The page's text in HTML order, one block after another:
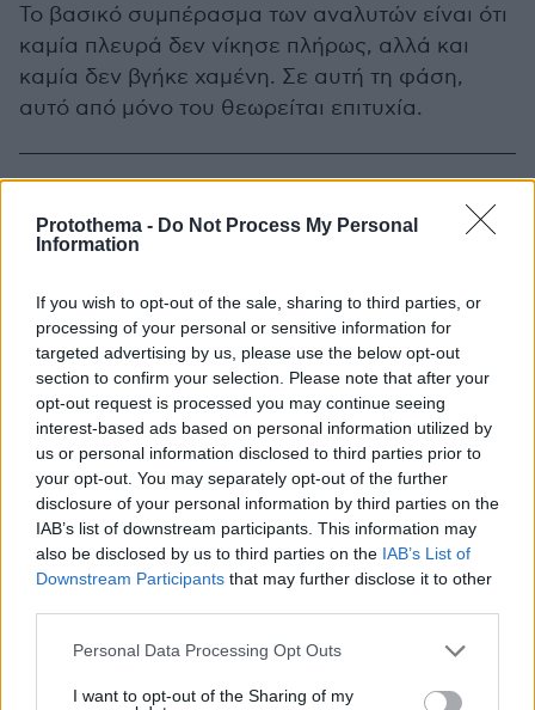
Protothema - Do Not Process My Personal
Information
If you wish to opt-out of the sale, sharing to third parties, or
processing of your personal or sensitive information for
targeted advertising by us, please use the below opt-out
section to confirm your selection. Please note that after your
opt-out request is processed you may continue seeing
interest-based ads based on personal information utilized by
us or personal information disclosed to third parties prior to
your opt-out. You may separately opt-out of the further
disclosure of your personal information by third parties on the
IAB’s list of downstream participants. This information may
also be disclosed by us to third parties on the IAB’s List of
Downstream Participants that may further disclose it to other
Please note that this website/app uses one or more Google
not limited to your visit or usage behaviour. You may click to
Personal Data Processing Opt Outs
I want to opt-out of the Sharing of my
Το βασικό συμπέρασμα των αναλυτών είναι ότι
καμία πλευρά δεν νίκησε πλήρως, αλλά και
καμία δεν βγήκε χαμένη. Σε αυτή τη φάση,
αυτό από μόνο του θεωρείται επιτυχία.
Σχετικά Άρθρα
και μάθετε πρώτοι όλες τις ειδήσεις
και τον Κόσμο, τη στιγμή που συμβαίνουν, στο
Protothema.gr